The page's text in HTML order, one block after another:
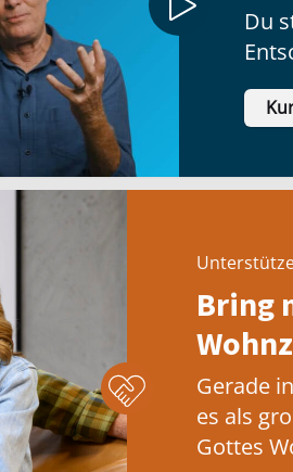
Du
tun
Bring
Gerade
es als
Gottes